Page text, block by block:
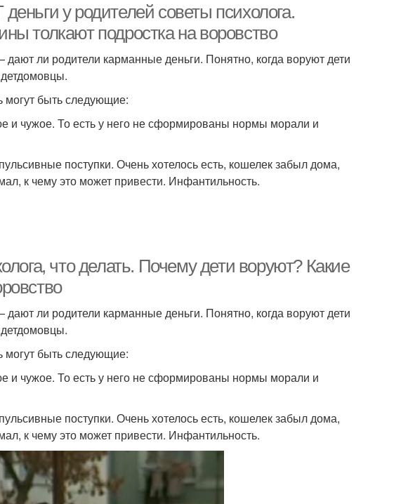
у родителей советы психолога.
толкают подростка на воровство
ли родители карманные деньги. Понятно, когда воруют дети
могут быть следующие:
и чужое. То есть у него не сформированы нормы морали и
поступки. Очень хотелось есть, кошелек забыл дома,
к чему это может привести. Инфантильность.
что делать. Почему дети воруют? Какие
ли родители карманные деньги. Понятно, когда воруют дети
могут быть следующие:
и чужое. То есть у него не сформированы нормы морали и
поступки. Очень хотелось есть, кошелек забыл дома,
к чему это может привести. Инфантильность.